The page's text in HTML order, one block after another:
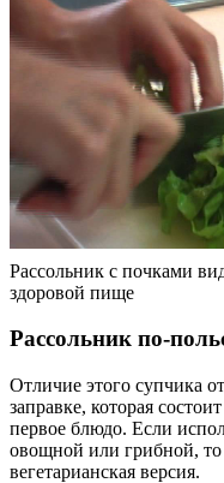
Рассольник с почками
здоровой пище
Рассольник по-
Отличие этого супчика
заправке, которая
первое блюдо. Если
овощной или грибной, то
вегетарианская версия.